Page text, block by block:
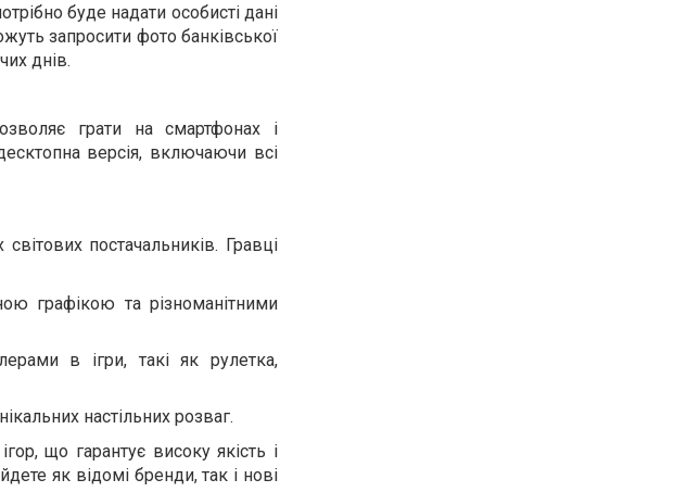
буде надати особисті дані
запросити фото банківської
днів.
грати на смартфонах і
версія, включаючи всі
постачальників. Гравці
графікою та різноманітними
в ігри, такі як рулетка,
настільних розваг.
що гарантує високу якість і
як відомі бренди, так і нові